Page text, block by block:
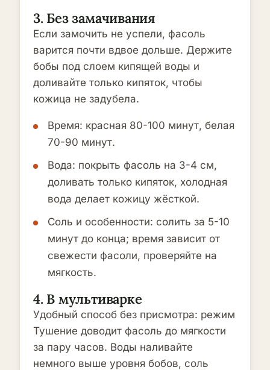
3. Без замачивания
Если замочить не успели, фасоль
варится почти вдвое дольше. Держите
бобы под слоем кипящей воды и
доливайте только кипяток, чтобы
кожица не задубела.
Время: красная 80-100 минут, белая
70-90 минут.
Вода: покрыть фасоль на 3-4 см,
доливать только кипяток, холодная
вода делает кожицу жёсткой.
Соль и особенности: солить за 5-10
минут до конца; время зависит от
свежести фасоли, проверяйте на
мягкость.
4. В мультиварке
Удобный способ без присмотра: режим
Тушение доводит фасоль до мягкости
за пару часов. Воды наливайте
немного выше уровня бобов, соль